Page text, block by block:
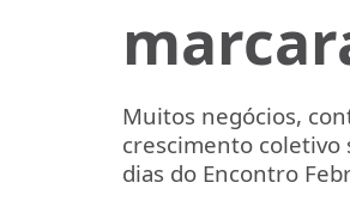
Muitos negócios,
crescimento coletivo
dias do Encontro